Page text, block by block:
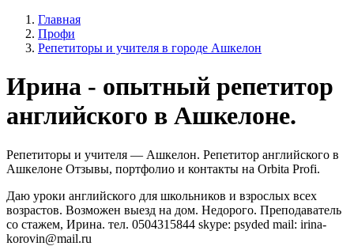
Главная
Профи
Репетиторы и учителя в городе Ашкелон
Ирина - опытный репетитор
английского в Ашкелоне.
Репетиторы и учителя — Ашкелон. Репетитор английского в
Ашкелоне Отзывы, портфолио и контакты на Orbita Profi.
Даю уроки английского для школьников и взрослых всех
возрастов. Возможен выезд на дом. Недорого. Преподаватель
со стажем, Ирина. тел. 0504315844 skype: psyded mail: irina-
korovin@mail.ru